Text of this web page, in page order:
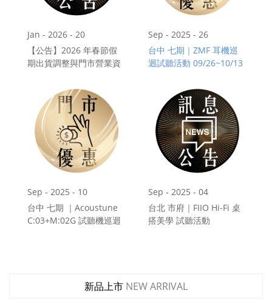
Jan - 2026 - 20
【公告】2026 年春節假
期出貨調整與門市營業資
Sep - 2025 - 26
台中 七期｜ZMF 耳機巡
迴試聽活動 09/26~10/13
Sep - 2025 - 10
台中 七期 ｜Acoustune
C:03+M:02G 試聽機巡迴
Sep - 2025 - 04
台北 市府｜FIIO Hi-Fi 桌
搭美學 試聽活動
新品上市 NEW ARRIVAL